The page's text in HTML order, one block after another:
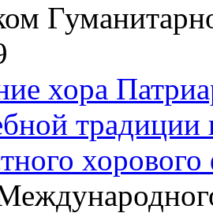
хора
хорового